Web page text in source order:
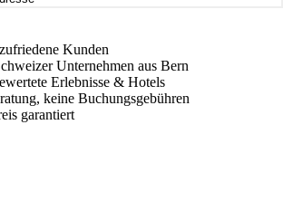
Kunden
Unternehmen aus Bern
Erlebnisse & Hotels
keine Buchungsgebühren
garantiert